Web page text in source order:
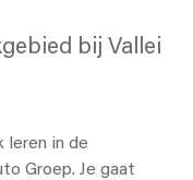
bij Vallei
leren in de
Groep. Je gaat